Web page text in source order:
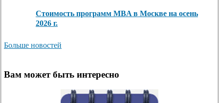
Стоимость программ MBA в Москве на осень
2026 г.
Больше новостей
Вам может быть интересно